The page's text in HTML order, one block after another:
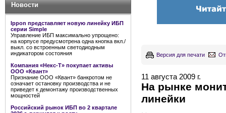
Новости
Ippon представляет новую линейку ИБП
серии Simple
Управление ИБП максимально упрощено:
на корпусе предусмотрена одна кнопка вкл./
выкл. со встроенным светодиодным
индикатором состояния
Компания «Некс-Т» покупает активы
ООО «Квант»
Признание ООО «Квант» банкротом не
означает остановку производства и не
приведет к демонтажу производственных
мощностей
Российский рынок ИБП во 2 квартале
Версия для печати
11 августа 2009 г.
На рынке
линейки